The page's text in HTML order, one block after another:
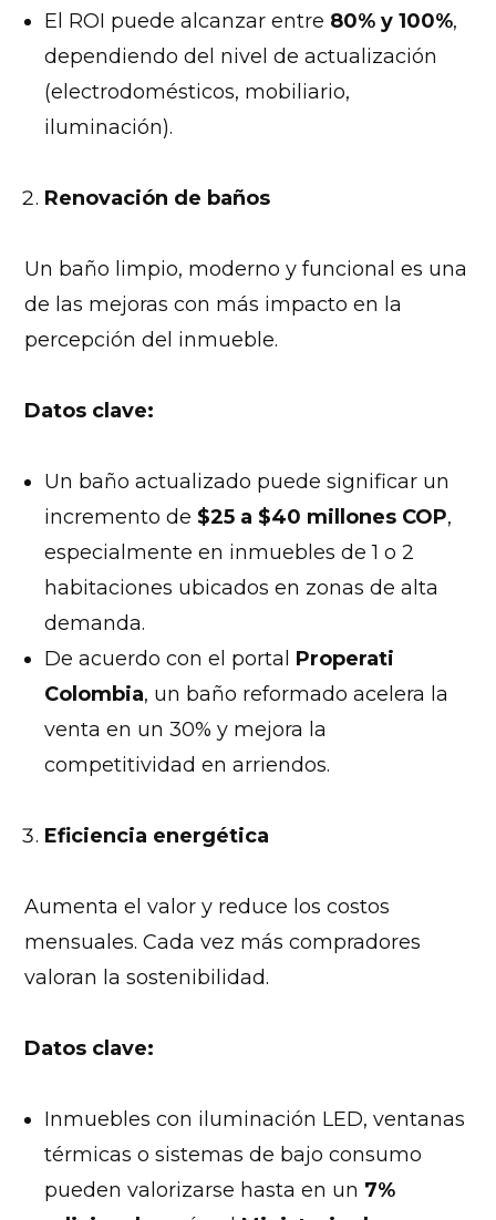
El ROI puede alcanzar entre 80% y 100%,
dependiendo del nivel de actualización
(electrodomésticos, mobiliario,
iluminación).
Renovación de baños
Un baño limpio, moderno y funcional es una
de las mejoras con más impacto en la
percepción del inmueble.
Datos clave:
Un baño actualizado puede significar un
incremento de $25 a $40 millones COP,
especialmente en inmuebles de 1 o 2
habitaciones ubicados en zonas de alta
demanda.
De acuerdo con el portal Properati
Colombia, un baño reformado acelera la
venta en un 30% y mejora la
competitividad en arriendos.
Eficiencia energética
Aumenta el valor y reduce los costos
mensuales. Cada vez más compradores
valoran la sostenibilidad.
Datos clave:
Inmuebles con iluminación LED, ventanas
térmicas o sistemas de bajo consumo
pueden valorizarse hasta en un 7%